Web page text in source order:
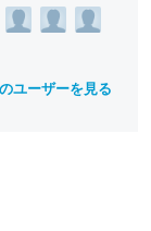
ユーザーを見る